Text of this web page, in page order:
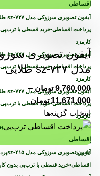
اقساطی
پرداخت اقساطی•خرید قسطی با ترب‌پی
کارمزد
پرداخت اقساطی•خرید قسطی با ترب‌پی
کارمزد
پرداخت اقساطی•خرید قسطی با ترب‌پی
کارمزد
پرداخت اقساطی
کارمزد
آیفون تصویری
مدل sz-۷۲۷ طلایی
9,760,000 تومان –
11,671,000 تومان
انتخاب گزینه‌ها
اقساطی
اقساطی•خرید قسطی با ترب‌پی بدون